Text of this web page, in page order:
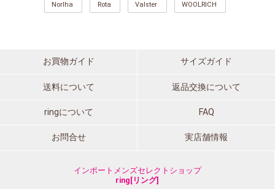
Norlha Rota Valster WOOLRICH